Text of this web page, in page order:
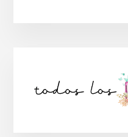
lateral